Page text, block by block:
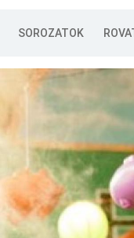
SOROZATOK